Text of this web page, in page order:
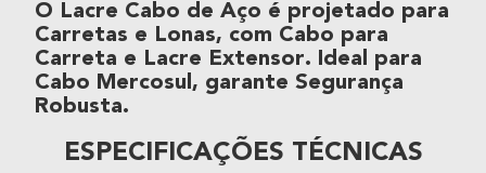
O Lacre Cabo de Aço é projetado para
Carretas e Lonas, com Cabo para
Carreta e Lacre Extensor. Ideal para
Cabo Mercosul, garante Segurança
Robusta.
ESPECIFICAÇÕES TÉCNICAS